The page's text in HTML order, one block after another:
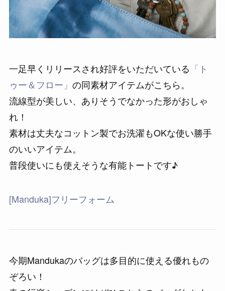
一足早くリリースされ好評をいただいている 「ト
ゥー＆フロー」 の同素材アイテムがこちら。
流線型が美しい、ありそうでなかった形がおしゃ
れ！
素材は丈夫なコットン製でお洗濯もOKな使い勝手
のいいアイテム。
普段使いにも使えそうな有能トートです♪
[Manduka]フリーフォーム
今期Mandukaのバッグは多目的に使える優れもの
ぞろい！